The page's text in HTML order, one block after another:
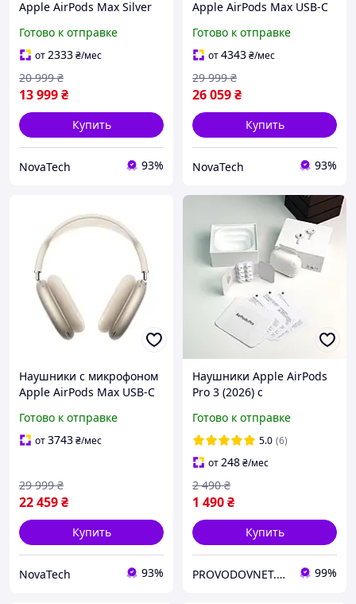
Apple AirPods Max Silver
Готово к отправке
от2333₴/мес
13 999₴
20 999 ₴
Купить
NovaTech 93%
Apple AirPods Max USB-C
Stock)
Готово к отправке
от4343₴/мес
26 059₴
29 999 ₴
Купить
NovaTech 93%
Наушники с микрофоном
Apple AirPods Max USB-C
Готово к отправке
от3743₴/мес
22 459₴
29 999 ₴
Купить
NovaTech 93%
Наушники Apple AirPods
Pro 3 (2026) с
iOS 26, Гарантия, Новинка
Готово к отправке
5.0 (6)
от248₴/мес
1 490₴
2 490 ₴
Купить
PROVODOVNET.UA - Интернет-магазин электроники 99%